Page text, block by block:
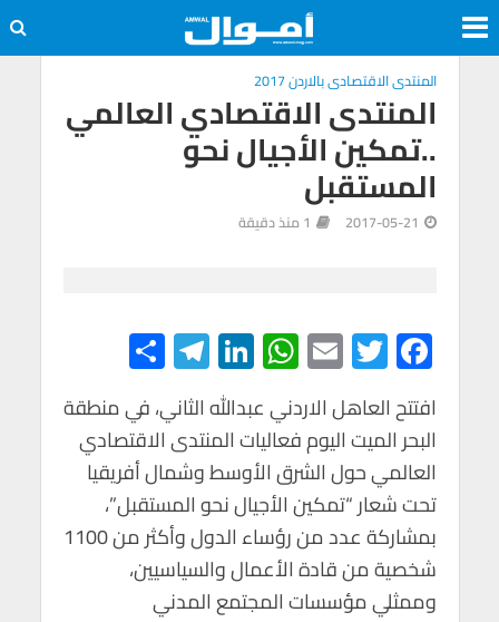
المنتدى الاقتصادى بالاردن 2017
المنتدى الاقتصادي العالمي
..تمكين الأجيال نحو
المستقبل
2017-05-21 1 منذ دقيقة
F
ac
e
b
o
o
k
T
wi
tt
er
E
m
ail
W
h
at
s
A
p
p
Li
n
ke
dI
n
Te
le
gr
a
m
h
ar
e
افتتح العاهل الاردني عبدالله الثاني، في منطقة
البحر الميت اليوم فعاليات المنتدى الاقتصادي
العالمي حول الشرق الأوسط وشمال أفريقيا
تحت شعار “تمكين الأجيال نحو المستقبل”،
بمشاركة عدد من رؤساء الدول وأكثر من 1100
شخصية من قادة الأعمال والسياسيين،
وممثلي مؤسسات المجتمع المدني